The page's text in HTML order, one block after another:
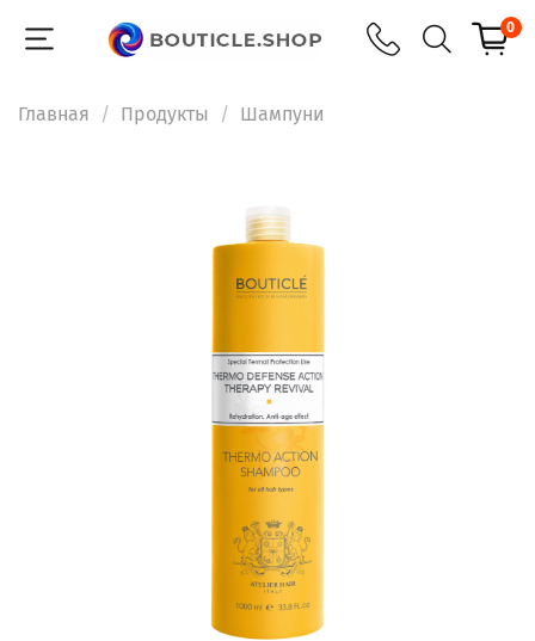
0
Главная Продукты Шампуни